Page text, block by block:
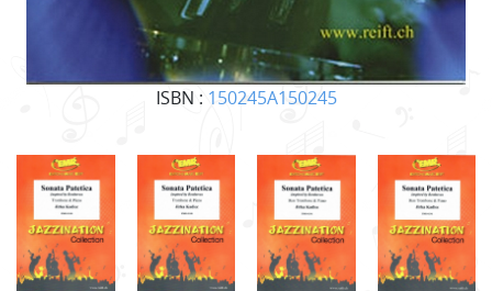
ISBN : 150245A150245